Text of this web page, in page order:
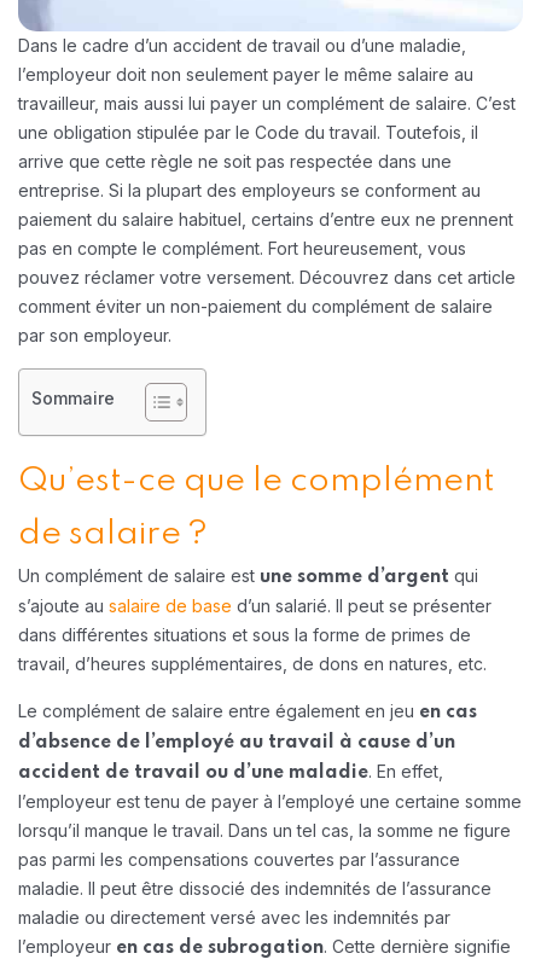
Dans le cadre d’un accident de travail ou d’une maladie,
l’employeur doit non seulement payer le même salaire au
travailleur, mais aussi lui payer un complément de salaire. C’est
une obligation stipulée par le Code du travail. Toutefois, il
arrive que cette règle ne soit pas respectée dans une
entreprise. Si la plupart des employeurs se conforment au
paiement du salaire habituel, certains d’entre eux ne prennent
pas en compte le complément. Fort heureusement, vous
pouvez réclamer votre versement. Découvrez dans cet article
comment éviter un non-paiement du complément de salaire
par son employeur.
Sommaire
Qu’est-ce que le complément
de salaire ?
Un complément de salaire est une somme d’argent qui
s’ajoute au salaire de base d’un salarié. Il peut se présenter
dans différentes situations et sous la forme de primes de
travail, d’heures supplémentaires, de dons en natures, etc.
Le complément de salaire entre également en jeu en cas
d’absence de l’employé au travail à cause d’un
accident de travail ou d’une maladie. En effet,
l’employeur est tenu de payer à l’employé une certaine somme
lorsqu’il manque le travail. Dans un tel cas, la somme ne figure
pas parmi les compensations couvertes par l’assurance
maladie. Il peut être dissocié des indemnités de l’assurance
maladie ou directement versé avec les indemnités par
l’employeur en cas de subrogation. Cette dernière signifie